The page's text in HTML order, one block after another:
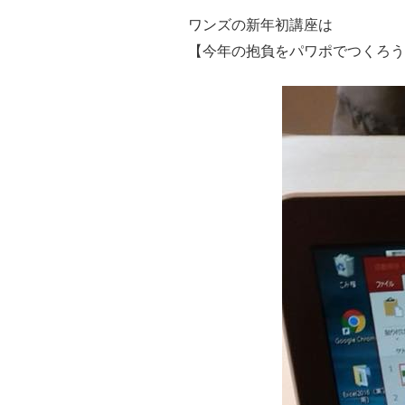
ワンズの新年初講座は
【今年の抱負をパワポでつくろ